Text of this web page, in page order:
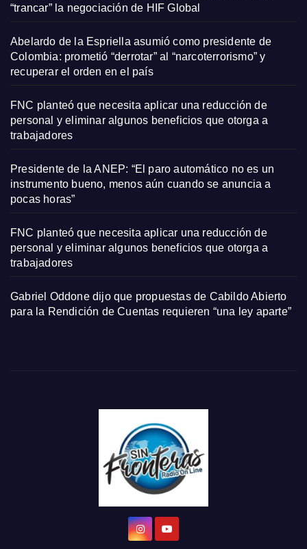
“trancar” la negociación de HIF Global
Abelardo de la Espriella asumió como presidente de
Colombia: prometió “derrotar” al “narcoterrorismo” y
recuperar el orden en el país
FNC planteó que necesita aplicar una reducción de
personal y eliminar algunos beneficios que otorga a
trabajadores
Presidente de la ANEP: “El paro automático no es un
instrumento bueno, menos aún cuando se anuncia a
pocas horas”
FNC planteó que necesita aplicar una reducción de
personal y eliminar algunos beneficios que otorga a
trabajadores
Gabriel Oddone dijo que propuestas de Cabildo Abierto
para la Rendición de Cuentas requieren “una ley aparte”